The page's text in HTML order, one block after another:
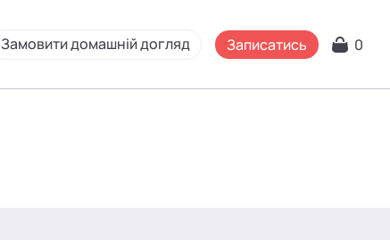
Замовити домашній догляд Записатись 0